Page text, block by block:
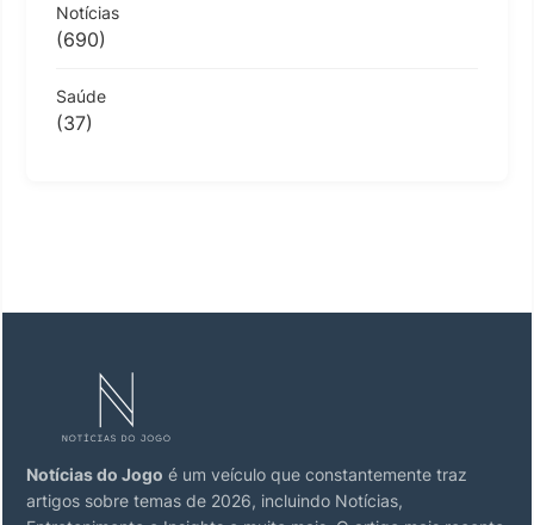
Notícias
(690)
Saúde
(37)
Notícias do Jogo é um veículo que constantemente traz
artigos sobre temas de 2026, incluindo Notícias,